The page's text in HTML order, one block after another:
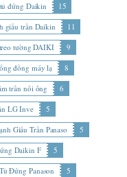
đứng Daikin
15
giấu trần Daikin
11
tường DAIKI
9
đồng máy lạ
8
trần nối ống
6
LG Inve
5
Giấu Trần Panaso
5
Daikin F
5
Đứng Panason 5